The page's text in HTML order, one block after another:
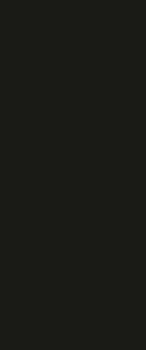
Moreira discutiu
tem mais um duelo
e do apoio
e fortes! Vamos juntos!